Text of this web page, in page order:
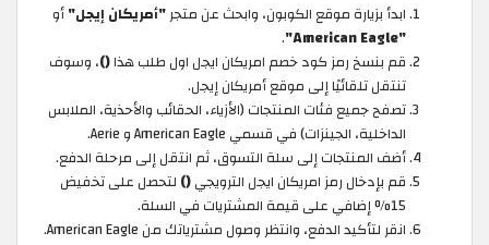
ابدأ بزيارة موقع الكوبون، وابحث عن متجر"أمريكان إيجل"أو
"American Eagle"
.
قم بنسخ رمز كود خصم امريكان ايجل اول طلب هذا()، وسوف
تنتقل تلقائيًا إلى موقع أمريكان إيجل.
تصفح جميع فئات المنتجات (الأزياء، الحقائب والأحذية، الملابس
الداخلية، الجينزات) في قسمي American Eagle و Aerie.
أضف المنتجات إلى سلة التسوق، ثم انتقل إلى مرحلة الدفع.
قم بإدخال رمز امريكان ايجل الترويجي() لتحصل على تخفيض
15% إضافي على قيمة المشتريات في السلة.
انقر لتأكيد الدفع، وانتظر وصول مشترياتك من American Eagle.